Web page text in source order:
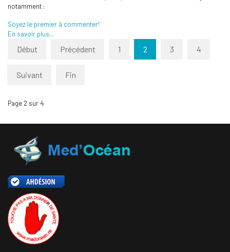
notamment :
Soyez le premier à commenter!
En savoir plus...
Début Précédent 1 2 3 4
Suivant Fin
Page 2 sur 4